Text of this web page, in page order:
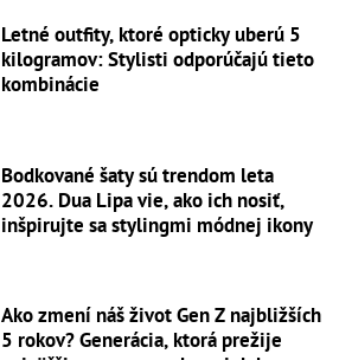
Letné outfity, ktoré opticky uberú 5
kilogramov: Stylisti odporúčajú tieto
kombinácie
Bodkované šaty sú trendom leta
2026. Dua Lipa vie, ako ich nosiť,
inšpirujte sa stylingmi módnej ikony
Ako zmení náš život Gen Z najbližších
5 rokov? Generácia, ktorá prežije